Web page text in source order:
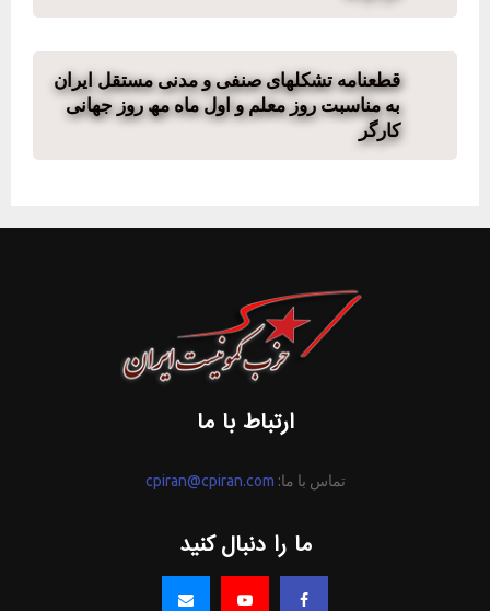
قطعنامه تشکلھای صنفی و مدنی مستقل ایران
به مناسبت روز معلم و اول ماه مھ روز جھانی
کارگر
ارتباط با ما
تماس با ما: cpiran@cpiran.com
ما را دنبال کنید